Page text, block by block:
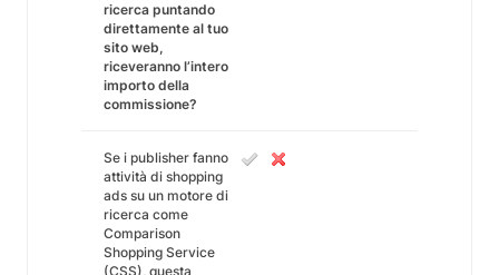
ricerca puntando
direttamente al tuo
sito web,
riceveranno l’intero
importo della
commissione?
Se i publisher fanno
attività di shopping
ads su un motore di
ricerca come
Comparison
Shopping Service
(CSS), questa